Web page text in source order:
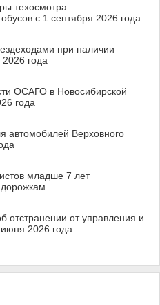
техосмотра
с 1 сентября 2026 года
при наличии
года
ОСАГО в Новосибирской
года
автомобилей Верховного
младше 7 лет
отстранении от управления и
2026 года